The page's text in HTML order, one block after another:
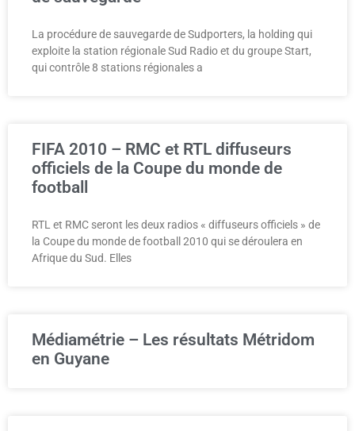
La procédure de sauvegarde de Sudporters, la holding qui
exploite la station régionale Sud Radio et du groupe Start,
qui contrôle 8 stations régionales a
FIFA 2010 – RMC et RTL diffuseurs
officiels de la Coupe du monde de
football
RTL et RMC seront les deux radios « diffuseurs officiels » de
la Coupe du monde de football 2010 qui se déroulera en
Afrique du Sud. Elles
Médiamétrie – Les résultats Métridom
en Guyane